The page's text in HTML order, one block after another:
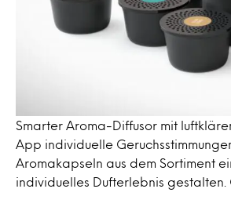
Smarter Aroma-Diffusor mit
App individuelle
Aromakapseln aus dem Sortiment
individuelles Dufterlebnis gestalten.